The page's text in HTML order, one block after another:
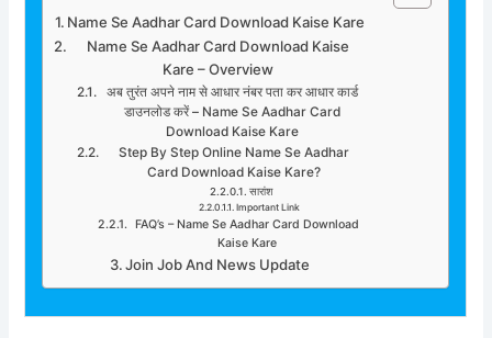
Name Se Aadhar Card Download Kaise Kare
Name Se Aadhar Card Download Kaise
Kare – Overview
अब तुरंत अपने नाम से आधार नंबर पता कर आधार कार्ड
डाउनलोड करें – Name Se Aadhar Card
Download Kaise Kare
Step By Step Online Name Se Aadhar
Card Download Kaise Kare?
सारांश
Important Link
FAQ’s – Name Se Aadhar Card Download
Kaise Kare
Join Job And News Update